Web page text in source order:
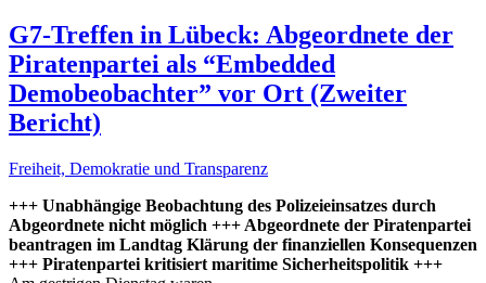
G7-Treffen in Lübeck: Abgeordnete der
Piratenpartei als “Embedded
Demobeobachter” vor Ort (Zweiter
Bericht)
Freiheit, Demokratie und Transparenz
+++ Unabhängige Beobachtung des Polizeieinsatzes durch
Abgeordnete nicht möglich +++ Abgeordnete der Piratenpartei
beantragen im Landtag Klärung der finanziellen Konsequenzen
+++ Piratenpartei kritisiert maritime Sicherheitspolitik +++